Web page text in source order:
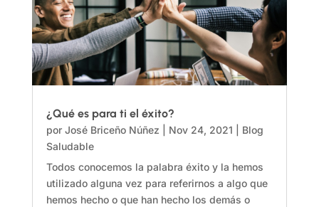
¿Qué es para ti el éxito?
por José Briceño Núñez Nov 24, 2021
Blog
Saludable
Todos conocemos la palabra éxito y la hemos
utilizado alguna vez para referirnos a algo que
hemos hecho o que han hecho los demás o